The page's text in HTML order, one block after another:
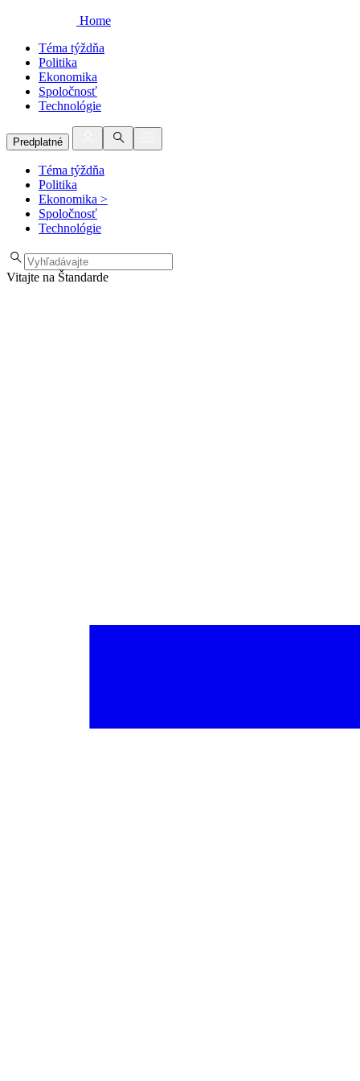
Home
Téma týždňa
Politika
Ekonomika
Spoločnosť
Technológie
Predplatné
Téma týždňa
Politika
Ekonomika >
Spoločnosť
Technológie
Vitajte na Štandarde